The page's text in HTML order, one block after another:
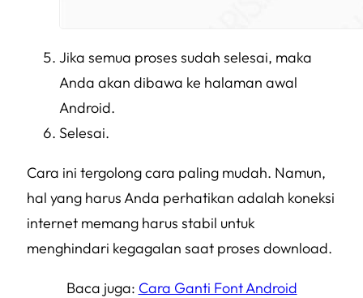
Jika semua proses sudah selesai, maka
Anda akan dibawa ke halaman awal
Android.
Selesai.
Cara ini tergolong cara paling mudah. Namun,
hal yang harus Anda perhatikan adalah koneksi
internet memang harus stabil untuk
menghindari kegagalan saat proses download.
Baca juga: Cara Ganti Font Android